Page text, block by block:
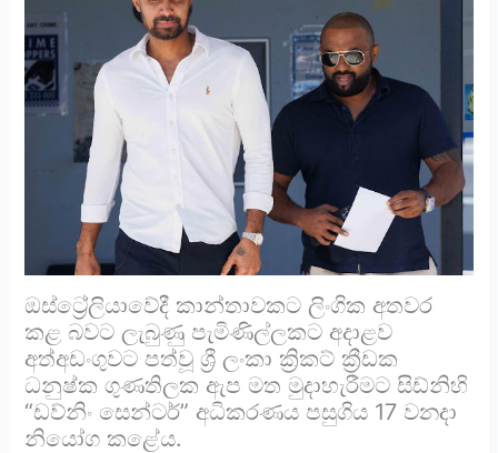
ඔස්ට්‍රේලියාවේදී කාන්තාවකට ලිංගික අතවර
කළ බවට ලැබුණු පැමිණිල්ලකට අදාළව
අත්අඩංගුවට පත්වූ ශ්‍රී ලංකා ක්‍රිකට් ක්‍රීඩක
ධනුෂ්ක ගුණතිලක ඇප මත මුදාහැරීමට සිඩ්නිහි
“ඩව්නිං සෙන්ටර්” අධිකරණය පසුගිය 17 වනදා
නියෝග කළේය.